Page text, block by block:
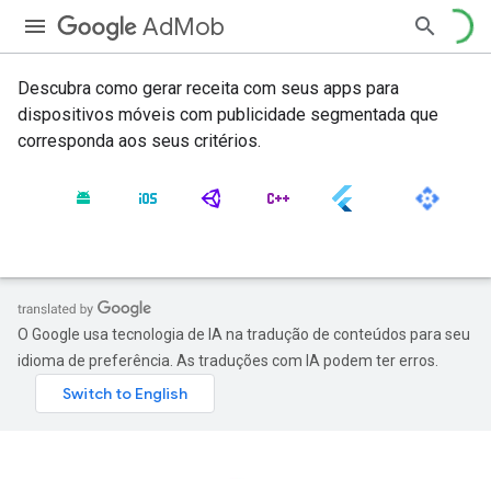
AdMob
Descubra como gerar receita com seus apps para
dispositivos móveis com publicidade segmentada que
corresponda aos seus critérios.
O Google usa tecnologia de IA na tradução de conteúdos para seu
idioma de preferência. As traduções com IA podem ter erros.